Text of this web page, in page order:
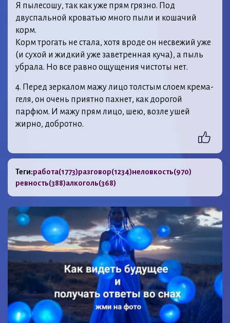
Я пылесошу, так как уже прям грязно. Под
двуспальной кроватью много пыли и кошачий
корм.
Корм трогать не стала, хотя вроде он несвежий уже
(и сухой и жидкий уже заветренная куча), а пыль
убрала. Но все равно ощущения чистоты нет.
4. Перед зеркалом мажу лицо толстым слоем крема-
геля, он очень приятно пахнет, как дорогой
парфюм. И мажу прям лицо, шею, возле ушей
жирно, добротно.
Теги:работа(1773)разговор(1234)неловкость(970)
ревность(388)алкоголь(368)